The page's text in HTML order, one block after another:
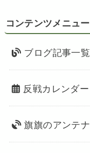
コンテンツメニュー
ブログ記事一覧
反戦カレンダー
旗旗のアンテナ